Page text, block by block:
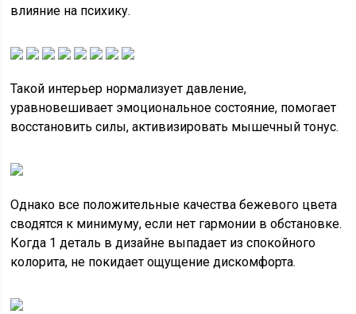
влияние на психику.
Такой интерьер нормализует давление,
уравновешивает эмоциональное состояние, помогает
восстановить силы, активизировать мышечный тонус.
Однако все положительные качества бежевого цвета
сводятся к минимуму, если нет гармонии в обстановке.
Когда 1 деталь в дизайне выпадает из спокойного
колорита, не покидает ощущение дискомфорта.